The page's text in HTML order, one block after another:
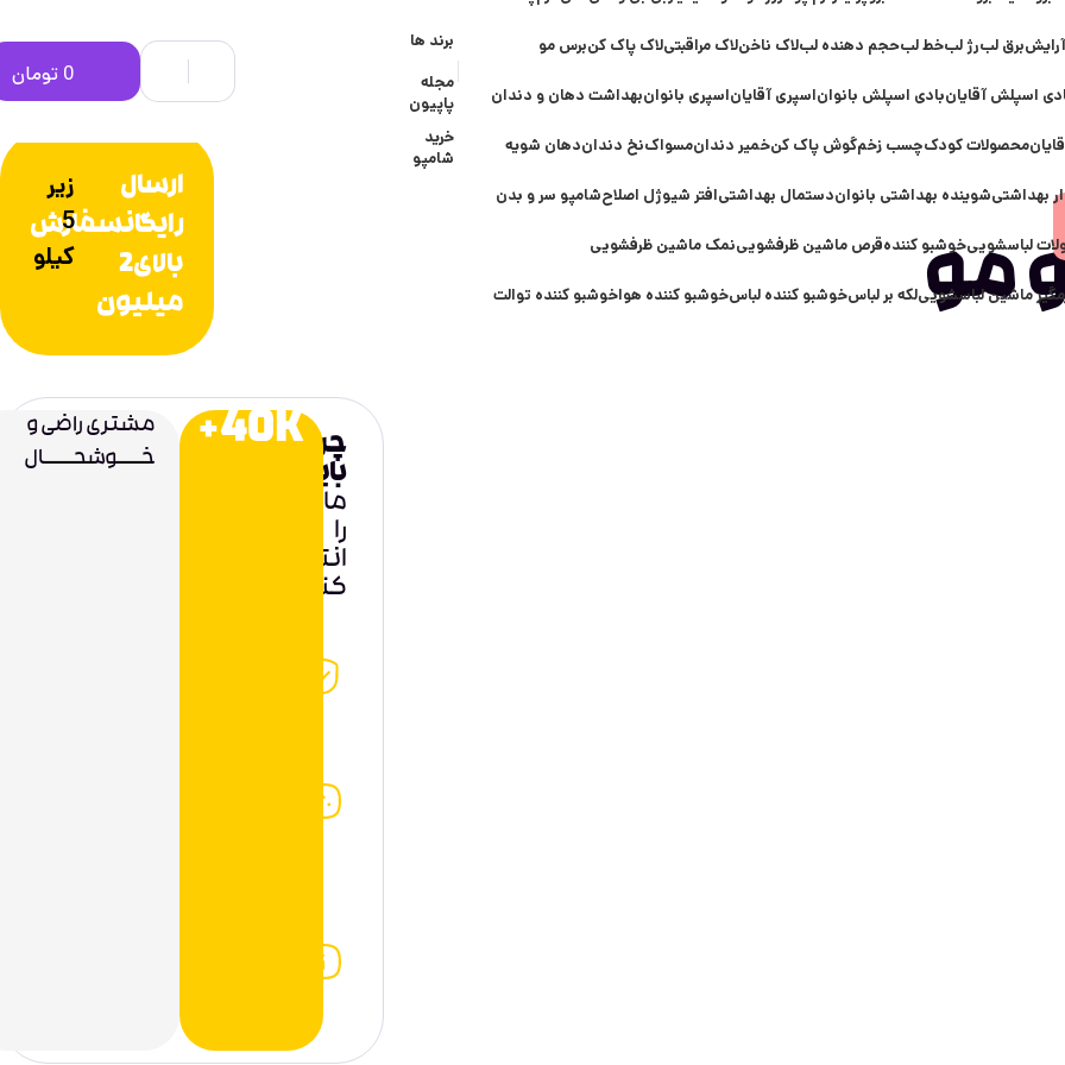
برق لبرژ لبخط لبحجم دهنده لبلاک ناخنلاک مراقبتیلاک پاک کنبرس مو
اسپلش آقایانبادی اسپلش بانواناسپری آقایاناسپری بانوانبهداشت دهان و دندان
محصولات کودکچسب زخمگوش پاک کنخمیر دندانمسواکنخ دنداندهان شویه
بهداشتیشوینده بهداشتی بانواندستمال بهداشتیافتر شیوژل اصلاحشامپو سر و بدن
لباسشوییخوشبو کنندهقرص ماشین ظرفشویینمک ماشین ظرفشویی
ماشین لباسشوییلکه بر لباسخوشبو کننده لباسخوشبو کننده هواخوشبو کننده توالت
برند ها
مجله
پاپیون
خرید
شامپو
0 تومان
مو
ارسال
رایگانسفارش
بالای2
میلیون
زیر
5
کیلو
چرا
باید
ما
را
انتخاب
کنید؟
40K+
مشتری راضی و
خــــوشحـــــال